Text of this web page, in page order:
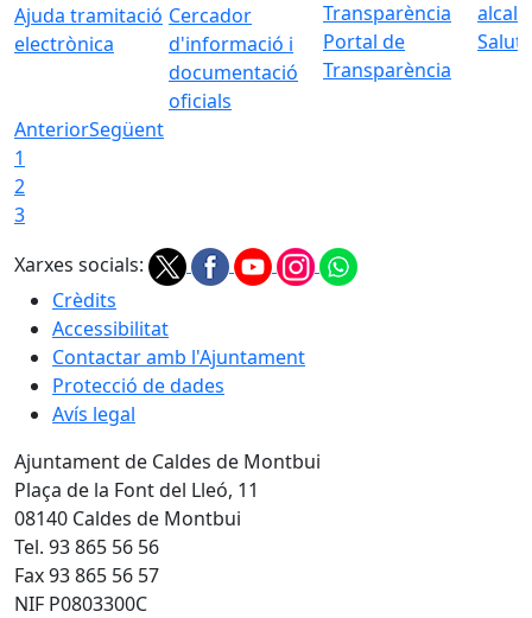
Ajuda tramitació
electrònica
Cercador
d'informació i
documentació
oficials
Portal de
Transparència
AnteriorSegüent
1
2
3
Xarxes socials:
Crèdits
Accessibilitat
Contactar amb l'Ajuntament
Protecció de dades
Avís legal
Ajuntament de Caldes de Montbui
Plaça de la Font del Lleó, 11
08140 Caldes de Montbui
Tel. 93 865 56 56
Fax 93 865 56 57
NIF P0803300C